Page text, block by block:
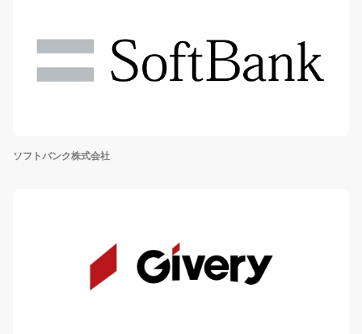
ソフトバンク株式会社